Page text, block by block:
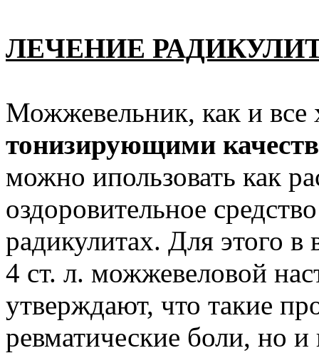
ЛЕЧЕНИЕ
Можжевельник, как и все
тонизирующими
можно ипользовать как
оздоровительное
радикулитах. Для этого в
4 ст. л. можжевеловой
утверждают, что такие
ревматические боли, но